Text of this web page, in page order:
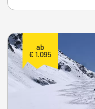
ab
€ 1.095